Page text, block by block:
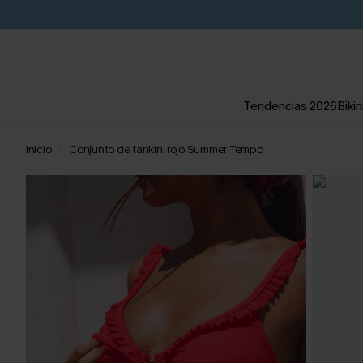
Tendencias 2026
Inicio Conjunto de tankini rojo Summer Tempo